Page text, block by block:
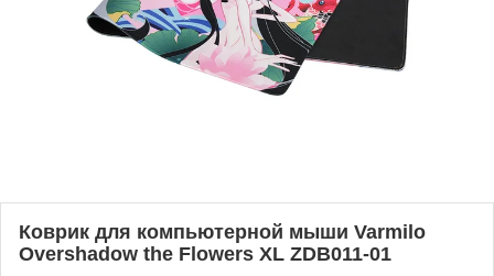
Коврик для компьютерной мыши Varmilo
Overshadow the Flowers XL ZDB011-01